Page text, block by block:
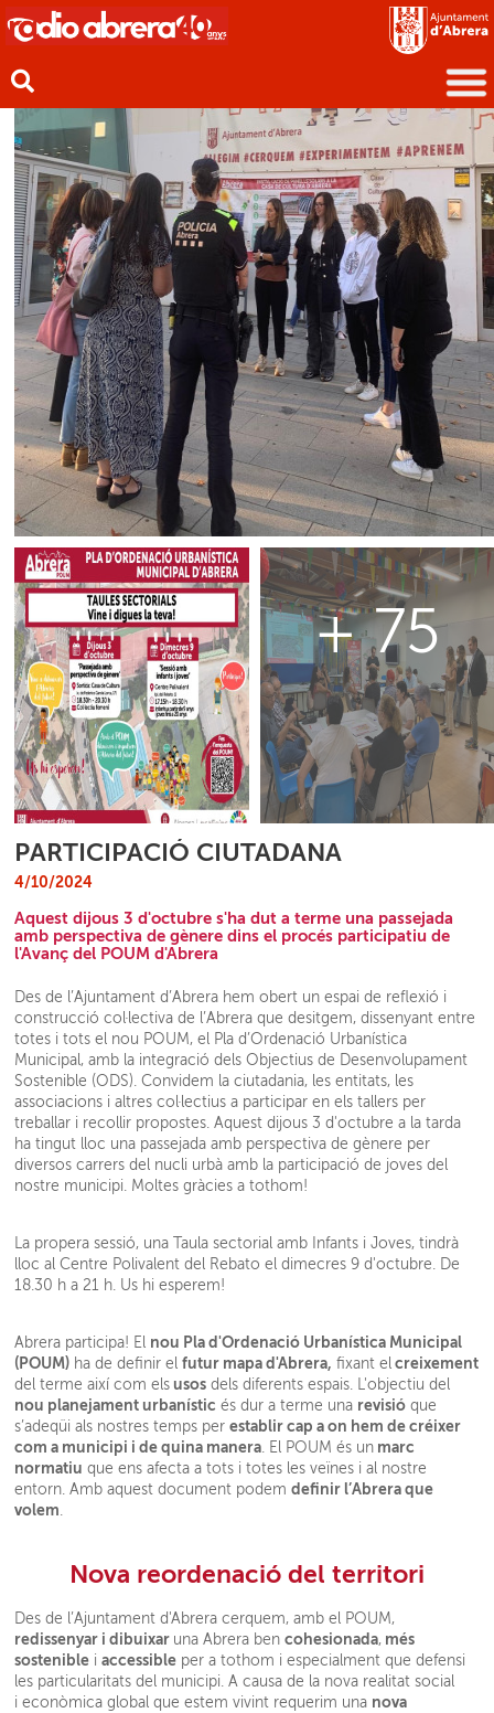
+ 75
PARTICIPACIÓ CIUTADANA
4/10/2024
Aquest dijous 3 d'octubre s'ha dut a terme una passejada
amb perspectiva de gènere dins el procés participatiu de
l'Avanç del POUM d'Abrera
Des de l’Ajuntament d’Abrera hem obert un espai de reflexió i
construcció col·lectiva de l’Abrera que desitgem, dissenyant entre
totes i tots el nou POUM, el Pla d’Ordenació Urbanística
Municipal, amb la integració dels Objectius de Desenvolupament
Sostenible (ODS). Convidem la ciutadania, les entitats, les
associacions i altres col·lectius a participar en els tallers per
treballar i recollir propostes. Aquest dijous 3 d'octubre a la tarda
ha tingut lloc una passejada amb perspectiva de gènere per
diversos carrers del nucli urbà amb la participació de joves del
nostre municipi. Moltes gràcies a tothom!
La propera sessió, una Taula sectorial amb Infants i Joves, tindrà
lloc al Centre Polivalent del Rebato el dimecres 9 d'octubre. De
18.30 h a 21 h. Us hi esperem!
Abrera participa! El nou Pla d'Ordenació Urbanística Municipal
(POUM) ha de definir elfutur mapa d'Abrera, fixant el creixement
del terme així com els usos dels diferents espais. L'objectiu del
nou planejament urbanístic és dur a terme una revisió que
s’adeqüi als nostres temps perestablir cap a on hem de créixer
com a municipi i de quina manera. El POUM és un marc
normatiu que ens afecta a tots i totes les veïnes i al nostre
entorn. Amb aquest document podemdefinir l’Abrera que
volem.
Nova reordenació del territori
Des de l’Ajuntament d'Abrera cerquem, amb el POUM,
redissenyar i dibuixar una Abrera bencohesionada, més
sostenible iaccessible per a tothom i especialment que defensi
les particularitats del municipi. A causa de la nova realitat social
i econòmica global que estem vivint requerim una nova